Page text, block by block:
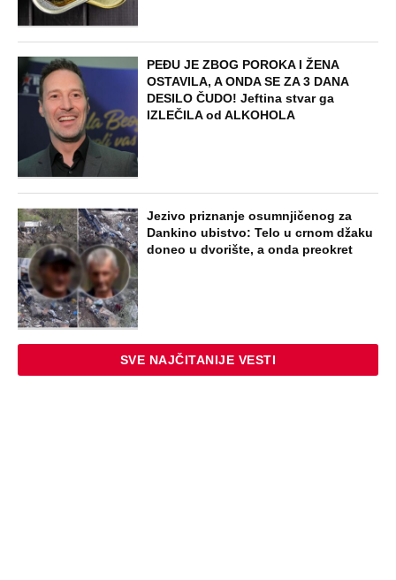
PEĐU JE ZBOG POROKA I ŽENA
OSTAVILA, A ONDA SE ZA 3 DANA
DESILO ČUDO! Jeftina stvar ga
IZLEČILA od ALKOHOLA
Jezivo priznanje osumnjičenog za
Dankino ubistvo: Telo u crnom džaku
doneo u dvorište, a onda preokret
SVE NAJČITANIJE VESTI